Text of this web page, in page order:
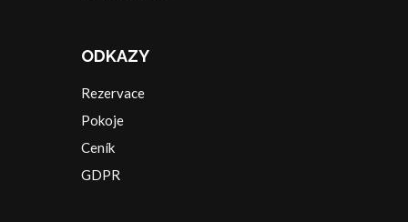
ODKAZY
Rezervace
Pokoje
Ceník
GDPR